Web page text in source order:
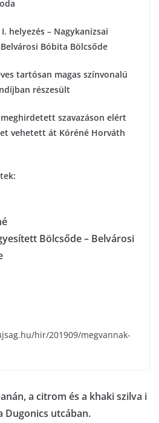
I. helyezés – Nagykanizsai
Bóbita Bölcsőde
tartósan magas színvonalú
részesült
szavazáson elért
vehetett át Kóréné Horváth
Bölcsőde – Belvárosi
hir/201909/megvannak-
a citrom és a khaki szilva i
Dugonics utcában.